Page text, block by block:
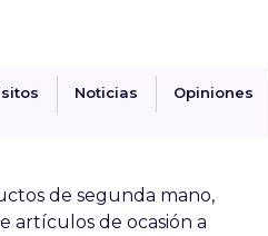
Noticias Opiniones
de segunda mano,
artículos de ocasión a